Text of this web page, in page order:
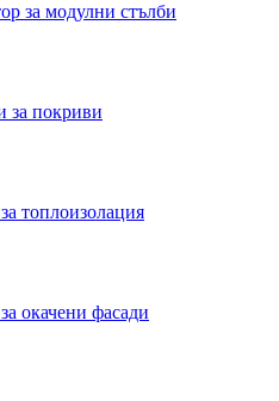
за модулни стълби
за покриви
топлоизолация
окачени фасади